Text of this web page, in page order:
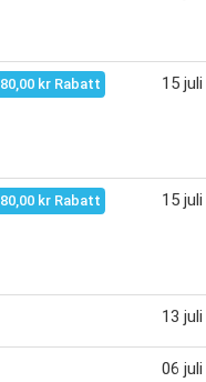
80,00 kr Rabatt 15
80,00 kr Rabatt 15
13
06